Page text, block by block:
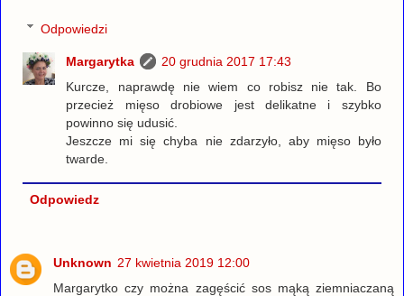
Odpowiedzi
Margarytka
20 grudnia 2017 17:43
Kurcze, naprawdę nie wiem co robisz nie tak. Bo
przecież mięso drobiowe jest delikatne i szybko
powinno się udusić.
Jeszcze mi się chyba nie zdarzyło, aby mięso było
twarde.
Odpowiedz
Unknown 27 kwietnia 2019 12:00
Margarytko czy można zagęścić sos mąką ziemniaczaną